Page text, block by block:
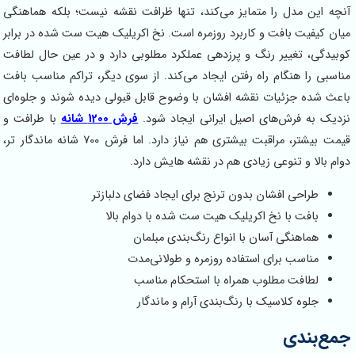
مدل را متمایز می‌کند، تنها ظرافت نقشه نیست؛ بلکه هماهنگی
بافت و کاربرد روزمره است. نخ اکریلیک هیت ست شده در برابر
تغییر رنگ و پرزدهی عملکرد مطلوبی دارد و در عین حال لطافت
هنگام راه رفتن ایجاد می‌کند. از سوی دیگر، تراکم مناسب بافت
جزئیات نقشه افشان با وضوح قابل قبولی دیده شوند و جلوه‌ای
فرش‌های اصیل ایرانی ایجاد شود.فرش 1200 شانه
با طرافت و
قیمت بیشتر، مراقبت بیشتری هم نیاز دارد. اما فرش 700 شانه ماندگار تر،
و تنوعی زیادی هم در نقشه هایش دارد.
افشان بدون ترنج برای ایجاد فضای دلبازتر
با نخ اکریلیک هیت ست شده با دوام بالا
آسان با انواع رنگ‌بندی مبلمان
برای استفاده روزمره و طولانی‌مدت
مطلوب همراه با استحکام مناسب
کلاسیک با رنگ‌بندی آرام و ماندگار